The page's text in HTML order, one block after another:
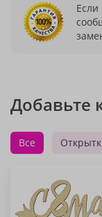
Если
Добавьте
Все